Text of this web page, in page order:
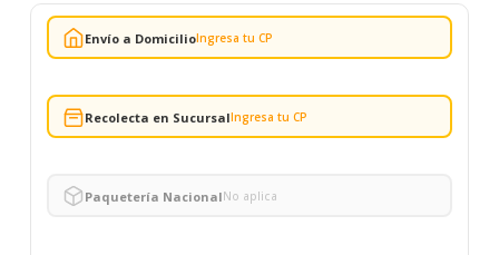
Envío a DomicilioIngresa tu CP
Recolecta en SucursalIngresa tu CP
Paquetería NacionalNo aplica